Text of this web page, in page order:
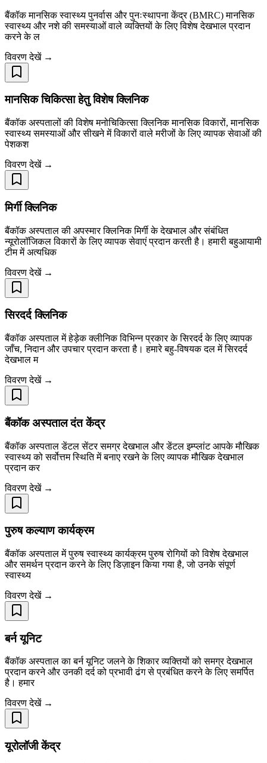
बैंकॉक मानसिक स्वास्थ्य पुनर्वास और पुनःस्थापना केंद्र (BMRC) मानसिक
स्वास्थ्य और नशे की समस्याओं वाले व्यक्तियों के लिए विशेष देखभाल प्रदान
करने के ल
विवरण देखें →
मानसिक चिकित्सा हेतु विशेष क्लिनिक
बैंकॉक अस्पतालों की विशेष मनोचिकित्सा क्लिनिक मानसिक विकारों, मानसिक
स्वास्थ्य समस्याओं और सीखने में विकारों वाले मरीजों के लिए व्यापक सेवाओं की
पेशकश
विवरण देखें →
मिर्गी क्लिनिक
बैंकॉक अस्पताल की अपस्मार क्लिनिक मिर्गी के देखभाल और संबंधित
न्यूरोलॉजिकल विकारों के लिए व्यापक सेवाएं प्रदान करती है। हमारी बहुआयामी
टीम में अत्यधिक
विवरण देखें →
सिरदर्द क्लिनिक
बैंकॉक अस्पताल में हेड़ेक क्लीनिक विभिन्न प्रकार के सिरदर्द के लिए व्यापक
जाँच, निदान और उपचार प्रदान करता है। हमारे बहु-विषयक दल में सिरदर्द
देखभाल म
विवरण देखें →
बैंकॉक अस्पताल दंत केंद्र
बैंकॉक अस्पताल डेंटल सेंटर समग्र देखभाल और डेंटल इम्प्लांट आपके मौखिक
स्वास्थ्य को सर्वोत्तम स्थिति में बनाए रखने के लिए व्यापक मौखिक देखभाल
प्रदान कर
विवरण देखें →
पुरुष कल्याण कार्यक्रम
बैंकॉक अस्पताल में पुरुष स्वास्थ्य कार्यक्रम पुरुष रोगियों को विशेष देखभाल
और समर्थन प्रदान करने के लिए डिज़ाइन किया गया है, जो उनके संपूर्ण
स्वास्थ्य
विवरण देखें →
बर्न यूनिट
बैंकॉक अस्पताल का बर्न यूनिट जलने के शिकार व्यक्तियों को समग्र देखभाल
प्रदान करने और उनकी दर्द को प्रभावी ढंग से प्रबंधित करने के लिए समर्पित
है। हमार
विवरण देखें →
यूरोलॉजी केंद्र